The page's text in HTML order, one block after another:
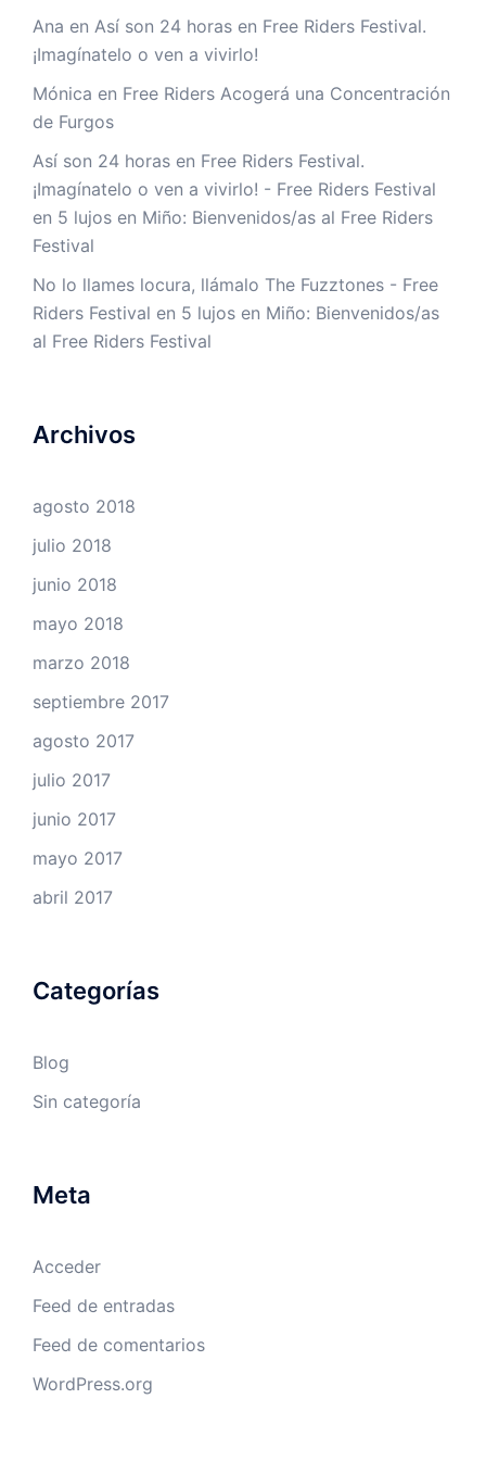
Ana en Así son 24 horas en Free Riders Festival.
¡Imagínatelo o ven a vivirlo!
Mónica en Free Riders Acogerá una Concentración
de Furgos
Así son 24 horas en Free Riders Festival.
¡Imagínatelo o ven a vivirlo! - Free Riders Festival
en 5 lujos en Miño: Bienvenidos/as al Free Riders
Festival
No lo llames locura, llámalo The Fuzztones - Free
Riders Festival en 5 lujos en Miño: Bienvenidos/as
al Free Riders Festival
Archivos
agosto 2018
julio 2018
junio 2018
mayo 2018
marzo 2018
septiembre 2017
agosto 2017
julio 2017
junio 2017
mayo 2017
abril 2017
Categorías
Blog
Sin categoría
Meta
Acceder
Feed de entradas
Feed de comentarios
WordPress.org